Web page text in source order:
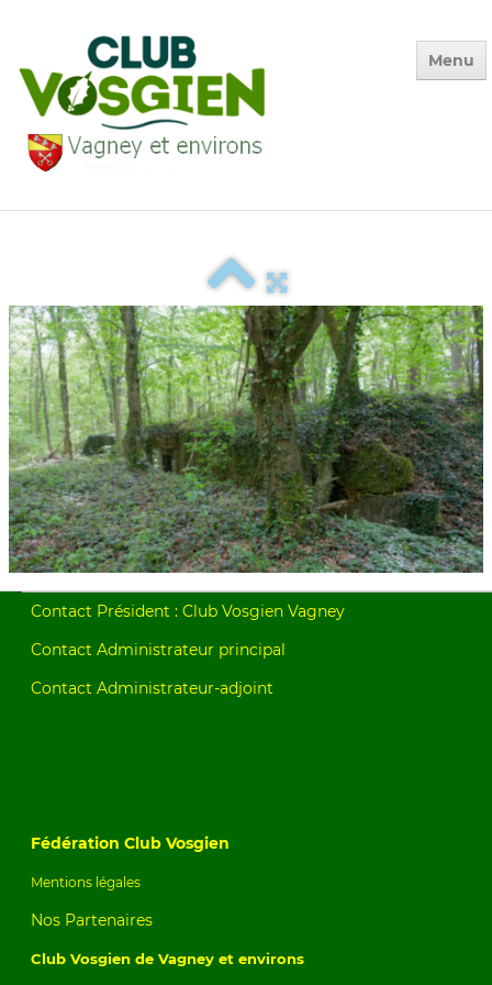
Menu
Qui sommes-nous ?
Photos des Sorties▼
La Vie du Club▼
Environnement▼
Adhésion
Contact Président : Club Vosgien Vagney
Contact Administrateur principal
Contact Administrateur-adjoint
Fédération Club Vosgien
Mentions légales
Nos Partenaires
Club Vosgien de Vagney et environs